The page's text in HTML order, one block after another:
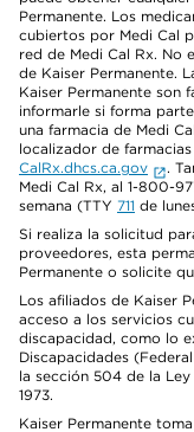
Permanente. Los
cubiertos por Medi Cal
red de Medi Cal Rx. No
de Kaiser Permanente.
Kaiser Permanente son
informarle si forma
una farmacia de Medi
localizador de
CalRx.dhcs.ca.gov
.
Medi Cal Rx, al 1-800-
semana (TTY 711 de
Si realiza la solicitud
proveedores, esta
Permanente o solicite
Los afiliados de Kaiser
acceso a los servicios
discapacidad, como lo
Discapacidades
la sección 504 de la
1973.
Kaiser Permanente